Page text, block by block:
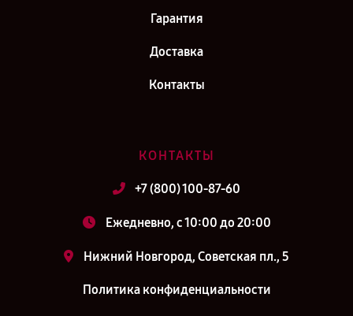
Гарантия
Доставка
Контакты
КОНТАКТЫ
+7 (800) 100-87-60
Ежедневно, с 10:00 до 20:00
Нижний Новгород, Советская пл., 5
Политика конфиденциальности